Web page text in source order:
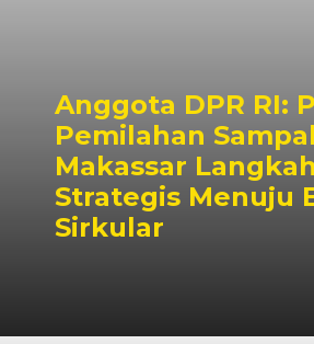
Anggota DPR RI:
Pemilahan
Makassar Langkah
Strategis Menuju
Sirkular